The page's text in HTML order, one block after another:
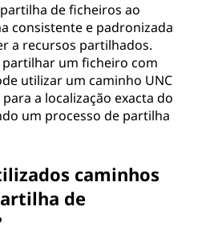
de ficheiros ao
consistente e padronizada
a recursos partilhados.
um ficheiro com
utilizar um caminho UNC
a localização exacta do
um processo de partilha
caminhos
de